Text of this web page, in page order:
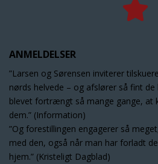
ANMELDELSER
”Larsen og Sørensen inviterer
nørds helvede – og afslører så fint
blevet fortrængt så mange gange, at
dem.” (Information)
”Og forestillingen engagerer så
med den, også når man har forladt
hjem.” (Kristeligt Dagblad)